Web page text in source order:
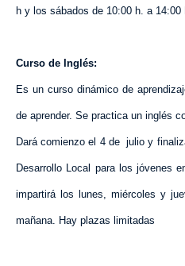
h y los sábados de 10:00 h. a 14:00
Curso de Inglés:
Es un curso dinámico de
de aprender. Se practica un inglés
Dará comienzo el 4 de julio y
Desarrollo Local para los jóvenes
impartirá los lunes, miércoles y
mañana. Hay plazas limitadas